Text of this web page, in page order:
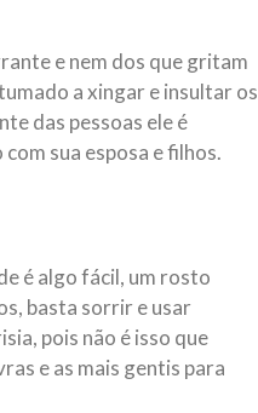
e nem dos que gritam
a xingar e insultar os
das pessoas ele é
sua esposa e filhos.
é algo fácil, um rosto
basta sorrir e usar
pois não é isso que
e as mais gentis para